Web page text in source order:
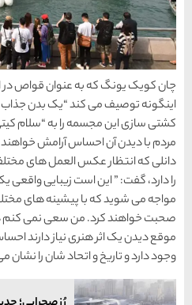
همکاری می کند، آن را
در حالی که کارکنان کارخانه
می کنند. ادعا می کنند که
در مورد این اثر جذاب خود
هنری. شما با افردای
می آیند و در مورد آن
چیزی را باز گو کنم که در
این فقط چیزی است که